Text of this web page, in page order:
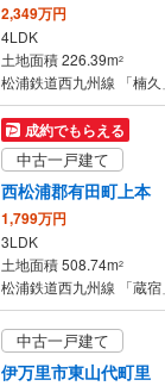
2,349万円
4LDK
土地面積 226.39m2
松浦鉄道西九州線 「楠
成約でもらえる
中古一戸建て
西松浦郡有田町上本
1,799万円
3LDK
土地面積 508.74m2
松浦鉄道西九州線 「蔵
中古一戸建て
伊万里市東山代町里